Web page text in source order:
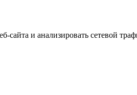
и анализировать сетевой